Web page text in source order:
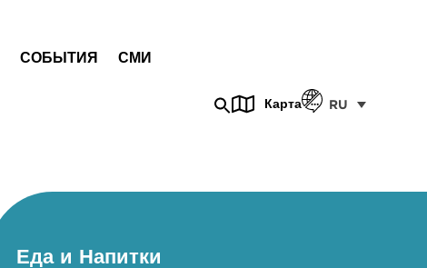
СОБЫТИЯ СМИ
Карта RU
Еда и Напитки